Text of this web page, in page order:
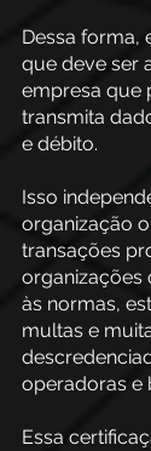
Dessa forma,
que deve ser
empresa que
transmita
e débito.
Isso
organização
transações
organizações
às normas,
multas e
operadoras e
Essa